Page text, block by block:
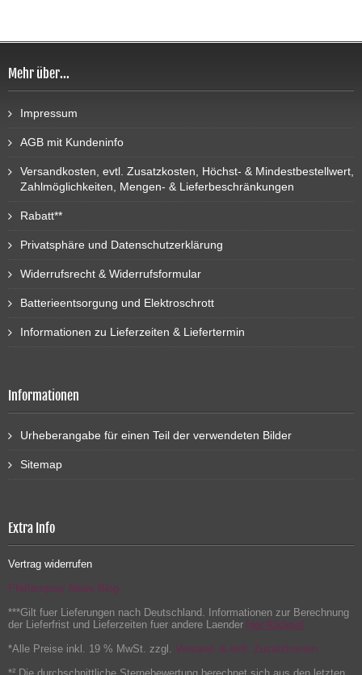
Mehr über...
Impressum
AGB mit Kundeninfo
Versandkosten, evtl. Zusatzkosten, Höchst- & Mindestbestellwert,
Zahlmöglichkeiten, Mengen- & Lieferbeschränkungen
Rabatt**
Privatsphäre und Datenschutzerklärung
Widerrufsrecht & Widerrufsformular
Batterieentsorgung und Elektroschrott
Informationen zu Lieferzeiten & Liefertermin
Informationen
Urheberangabe für einen Teil der verwendeten Bilder
Sitemap
Extra Info
Vertrag widerrufen
Pfefferspray News Blog
***Gilt fuer Lieferungen nach Deutschland. Informationen zur Berechnung
der Lieferfrist und Lieferzeiten fuer andere Laender hier Klicken!
*Alle Preise inkl. 19 % MwSt. zzgl. Versand- & evtl. Zusatzkosten